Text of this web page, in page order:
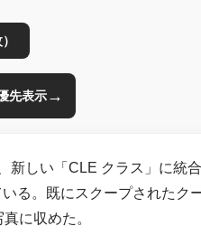
先表示→
しい「CLE クラス」に統合
る。既にスクープされたク
に収めた。